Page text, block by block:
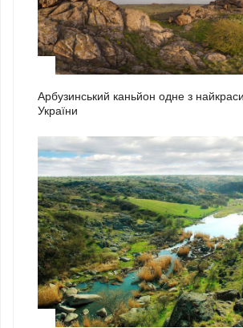
Арбузинський каньйон одне з
України